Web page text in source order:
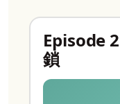
Episode
鎖